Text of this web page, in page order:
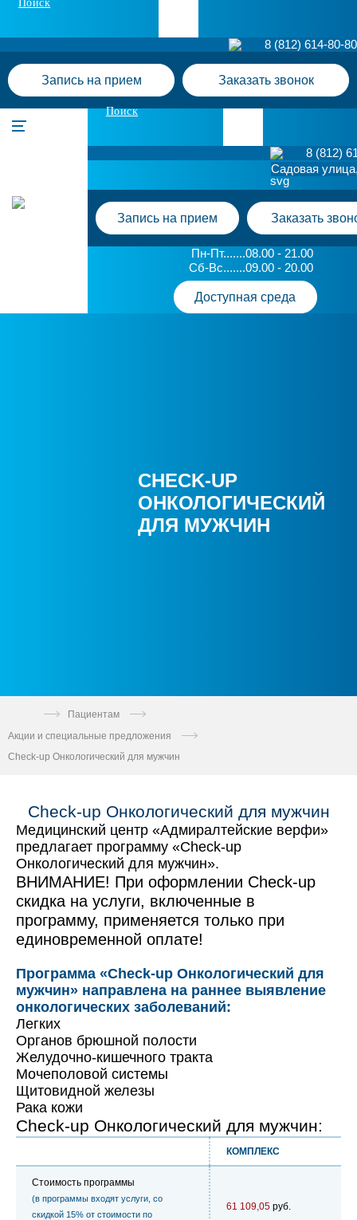
Поиск
8 (812) 614-80-80
Запись на прием Заказать звонок
Поиск
8 (812)
Садовая
Запись на прием Заказать
Пн-Пт.......08.00 - 21.00
Сб-Вс.......09.00 - 20.00
Доступная среда
CHECK-UP
ОНКОЛОГИЧЕСКИЙ
ДЛЯ МУЖЧИН
Пациентам
Акции и специальные предложения
Check-up Онкологический для мужчин
Check-up Онкологический для мужчин
Медицинский центр «Адмиралтейские верфи»
предлагает программу «Check-up
Онкологический для мужчин».
ВНИМАНИЕ! При оформлении Check-up
cкидка на услуги, включенные в
программу, применяется только при
единовременной оплате!
Программа «Check-up Онкологический для
мужчин» направлена на раннее выявление
онкологических заболеваний:
Легких
Органов брюшной полости
Желудочно-кишечного тракта
Мочеполовой системы
Щитовидной железы
Рака кожи
Check-up Онкологический для мужчин:
КОМПЛЕКС
Стоимость программы
(в программы входят услуги, со
скидкой 15% от стоимости по
61 109,05 руб.